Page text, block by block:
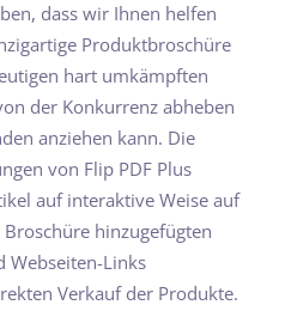
dass wir Ihnen helfen
Produktbroschüre
hart umkämpften
der Konkurrenz abheben
anziehen kann. Die
von Flip PDF Plus
auf interaktive Weise auf
hinzugefügten
Webseiten-Links
Verkauf der Produkte.